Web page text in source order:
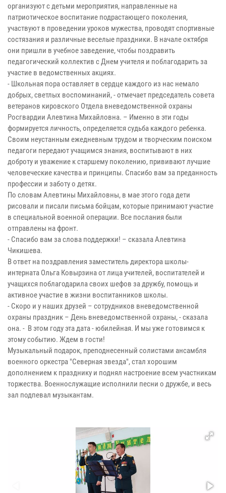
организуют с детьми мероприятия, направленные на
патриотическое воспитание подрастающего поколения,
участвуют в проведении уроков мужества, проводят спортивные
состязания и различные веселые праздники. В начале октября
они пришли в учебное заведение, чтобы поздравить
педагогический коллектив с Днем учителя и поблагодарить за
участие в ведомственных акциях.
- Школьная пора оставляет в сердце каждого из нас немало
добрых, светлых воспоминаний, - отмечает председатель совета
ветеранов кировского Отдела вневедомственной охраны
Росгвардии Алевтина Михайловна. – Именно в эти годы
формируется личность, определяется судьба каждого ребенка.
Своим неустанным ежедневным трудом и творческим поиском
педагоги передают учащимся знания, воспитывают в них
доброту и уважение к старшему поколению, прививают лучшие
человеческие качества и принципы. Спасибо вам за преданность
профессии и заботу о детях.
По словам Алевтины Михайловны, в мае этого года дети
рисовали и писали письма бойцам, которые принимают участие
в специальной военной операции. Все послания были
отправлены на фронт.
- Спасибо вам за слова поддержки! – сказала Алевтина
Чикишева.
В ответ на поздравления заместитель директора школы-
интерната Ольга Ковырзина от лица учителей, воспитателей и
учащихся поблагодарила своих шефов за дружбу, помощь и
активное участие в жизни воспитанников школы.
- Скоро и у наших друзей – сотрудников вневедомственной
охраны праздник – День вневедомственной охраны, - сказала
она. - В этом году эта дата - юбилейная. И мы уже готовимся к
этому событию. Ждем в гости!
Музыкальный подарок, преподнесенный солистами ансамбля
военного оркестра "Северная звезда", стал хорошим
дополнением к празднику и поднял настроение всем участникам
торжества. Военнослужащие исполнили песни о дружбе, и весь
зал подпевал музыкантам.